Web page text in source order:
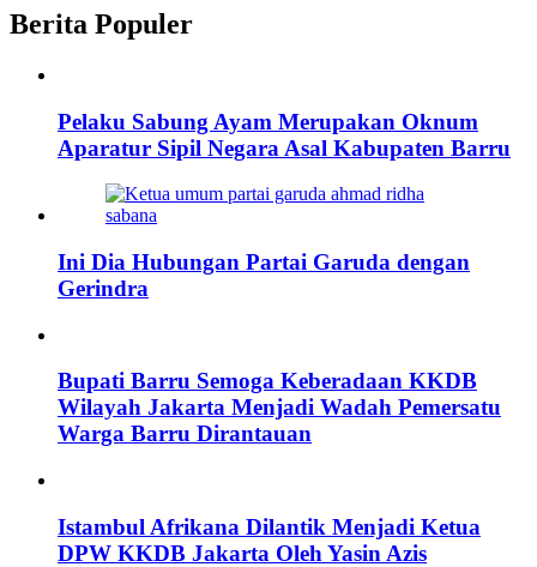
Berita Populer
Pelaku Sabung Ayam Merupakan Oknum
Aparatur Sipil Negara Asal Kabupaten Barru
Ini Dia Hubungan Partai Garuda dengan
Gerindra
Bupati Barru Semoga Keberadaan KKDB
Wilayah Jakarta Menjadi Wadah Pemersatu
Warga Barru Dirantauan
Istambul Afrikana Dilantik Menjadi Ketua
DPW KKDB Jakarta Oleh Yasin Azis